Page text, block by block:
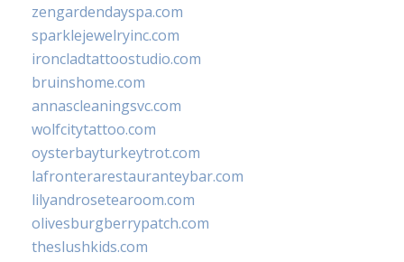
zengardendayspa.com
sparklejewelryinc.com
ironcladtattoostudio.com
bruinshome.com
annascleaningsvc.com
wolfcitytattoo.com
oysterbayturkeytrot.com
lafronterarestauranteybar.com
lilyandrosetearoom.com
olivesburgberrypatch.com
theslushkids.com